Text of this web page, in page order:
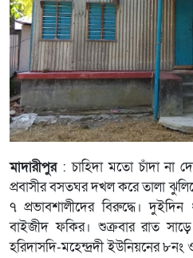
মাদারীপুর: চাহিদা মতো চাঁদা না
প্রবাসীর বসতঘর দখল করে তালা
৭ প্রভাবশালীদের বিরুদ্ধে।
বাইজীদ ফকির। শুক্রবার রাত
হরিদাসদি-মহেন্দ্রদী ইউনিয়নের ৮নং